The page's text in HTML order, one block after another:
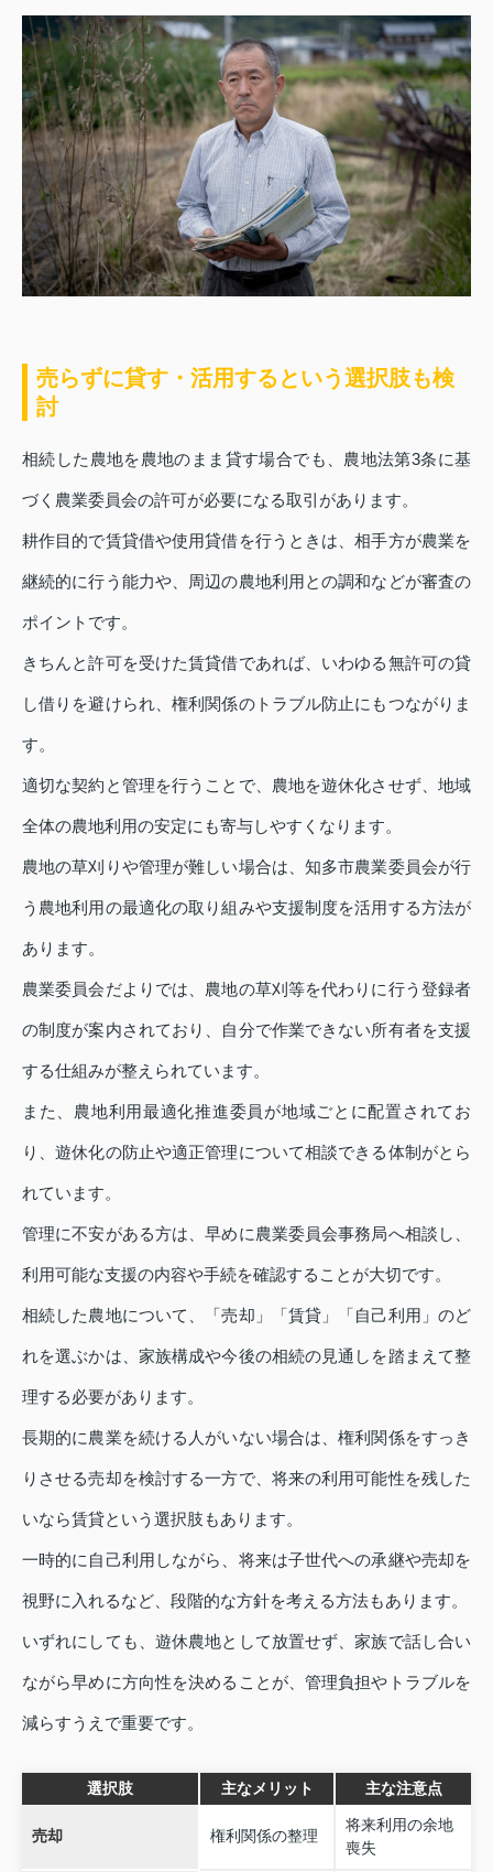
売らずに貸す・活用するという選択肢も検
討
相続した農地を農地のまま貸す場合でも、農地法第3条に基
づく農業委員会の許可が必要になる取引があります。
耕作目的で賃貸借や使用貸借を行うときは、相手方が農業を
継続的に行う能力や、周辺の農地利用との調和などが審査の
ポイントです。
きちんと許可を受けた賃貸借であれば、いわゆる無許可の貸
し借りを避けられ、権利関係のトラブル防止にもつながりま
す。
適切な契約と管理を行うことで、農地を遊休化させず、地域
全体の農地利用の安定にも寄与しやすくなります。
農地の草刈りや管理が難しい場合は、知多市農業委員会が行
う農地利用の最適化の取り組みや支援制度を活用する方法が
あります。
農業委員会だよりでは、農地の草刈等を代わりに行う登録者
の制度が案内されており、自分で作業できない所有者を支援
する仕組みが整えられています。
また、農地利用最適化推進委員が地域ごとに配置されてお
り、遊休化の防止や適正管理について相談できる体制がとら
れています。
管理に不安がある方は、早めに農業委員会事務局へ相談し、
利用可能な支援の内容や手続を確認することが大切です。
相続した農地について、「売却」「賃貸」「自己利用」のど
れを選ぶかは、家族構成や今後の相続の見通しを踏まえて整
理する必要があります。
長期的に農業を続ける人がいない場合は、権利関係をすっき
りさせる売却を検討する一方で、将来の利用可能性を残した
いなら賃貸という選択肢もあります。
一時的に自己利用しながら、将来は子世代への承継や売却を
視野に入れるなど、段階的な方針を考える方法もあります。
いずれにしても、遊休農地として放置せず、家族で話し合い
ながら早めに方向性を決めることが、管理負担やトラブルを
減らすうえで重要です。
選択肢 主なメリット 主な注意点
売却 権利関係の整理
将来利用の余地
喪失